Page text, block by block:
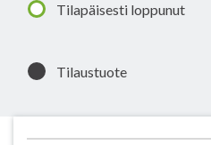
Tilapäisesti loppunut
Tilaustuote